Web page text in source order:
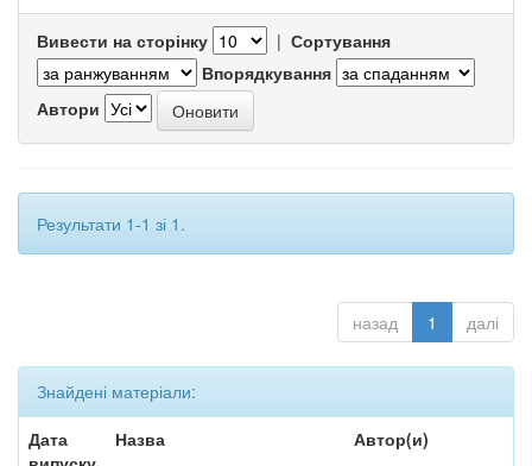
Вивести на сторінку | Сортування
Впорядкування
Автори
Результати 1-1 зі 1.
назад 1 далі
Знайдені матеріали:
Дата
Назва Автор(и)